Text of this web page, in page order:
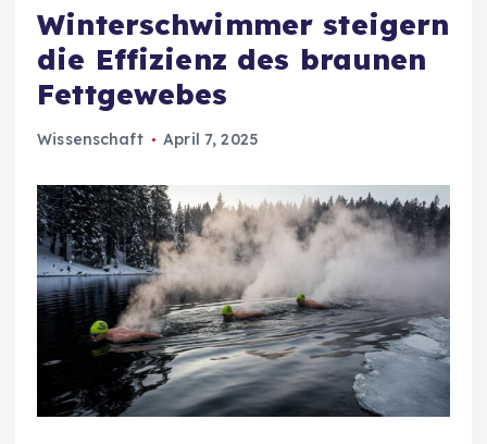
Winterschwimmer steigern
die Effizienz des braunen
Fettgewebes
Wissenschaft April 7, 2025